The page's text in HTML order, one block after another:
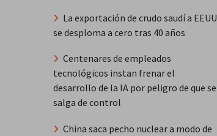
La exportación de crudo saudí a EEUU
se desploma a cero tras 40 años
Centenares de empleados
tecnológicos instan frenar el
desarrollo de la IA por peligro de que se
salga de control
China saca pecho nuclear a modo de